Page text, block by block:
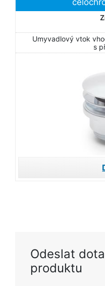
Umyvadlový vtok
s
Odeslat
produktu